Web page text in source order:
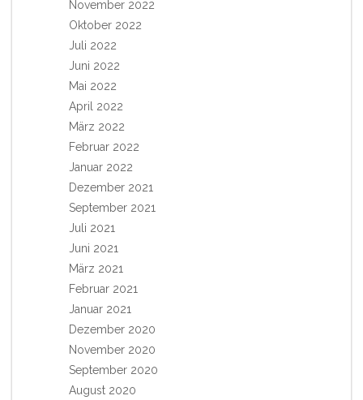
November 2022
Oktober 2022
Juli 2022
Juni 2022
Mai 2022
April 2022
März 2022
Februar 2022
Januar 2022
Dezember 2021
September 2021
Juli 2021
Juni 2021
März 2021
Februar 2021
Januar 2021
Dezember 2020
November 2020
September 2020
August 2020